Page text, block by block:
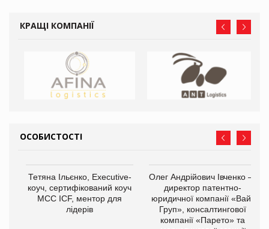
КРАЩІ КОМПАНІЇ
ОСОБИСТОСТІ
Тетяна Ільєнко, Executive-
коуч, сертифікований коуч
МСС ICF, ментор для
лідерів
Олег Андрійович Івченко —
директор патентно-
юридичної компанії «Вайз
Груп», консалтингової
компанії «Парето» та